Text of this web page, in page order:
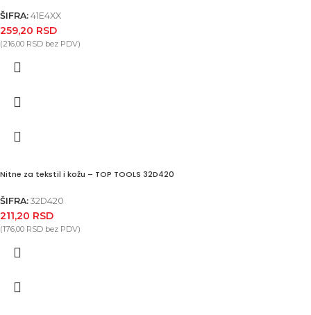
ŠIFRA: 41E4XX
259,20 RSD
(216,00 RSD bez PDV)
Nitne za tekstil i kožu – TOP TOOLS 32D420
ŠIFRA: 32D420
211,20 RSD
(176,00 RSD bez PDV)